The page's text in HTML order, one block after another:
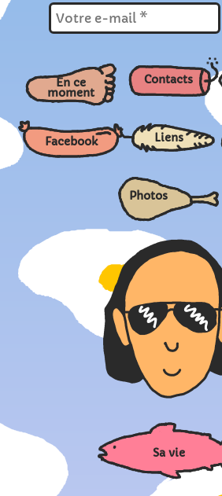
En ce
moment
Contacts
Facebook Liens
Photos
Sa vie